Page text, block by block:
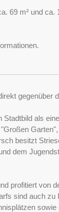
69 m² und
gegenüber
als
besitzt
dem
profitiert von
sind auch